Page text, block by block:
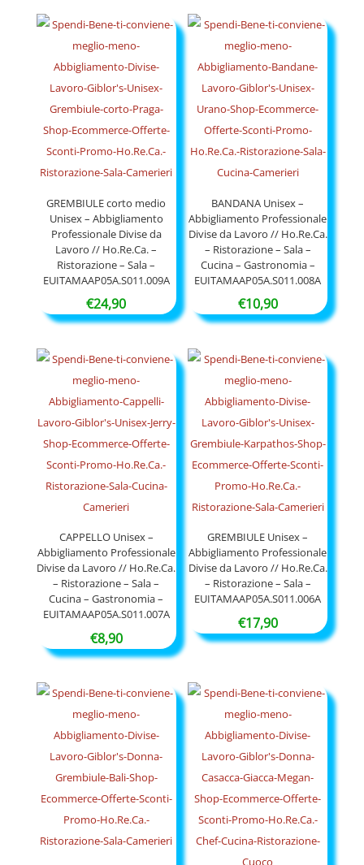
da
a
€177,00
GREMBIULE corto medio
Unisex – Abbigliamento
Professionale Divise da
Lavoro // Ho.Re.Ca. –
Ristorazione – Sala –
EUITAMAAP05A.S011.009A
€24,90
BANDANA Unisex –
Abbigliamento Professionale
Divise da Lavoro // Ho.Re.Ca.
– Ristorazione – Sala –
Cucina – Gastronomia –
EUITAMAAP05A.S011.008A
€10,90
CAPPELLO Unisex –
Abbigliamento Professionale
Divise da Lavoro // Ho.Re.Ca.
– Ristorazione – Sala –
Cucina – Gastronomia –
EUITAMAAP05A.S011.007A
€8,90
GREMBIULE Unisex –
Abbigliamento Professionale
Divise da Lavoro // Ho.Re.Ca.
– Ristorazione – Sala –
EUITAMAAP05A.S011.006A
€17,90